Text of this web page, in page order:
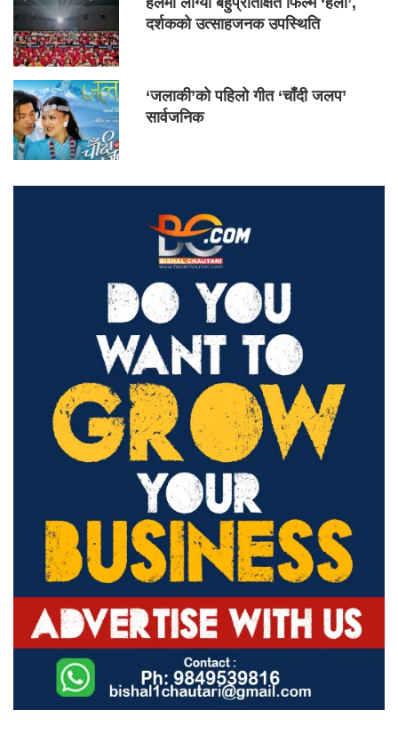
दर्शकको उत्साहजनक उपस्थिति
‘जलाकी’को पहिलो गीत ‘चाँदी जलप’
सार्वजनिक